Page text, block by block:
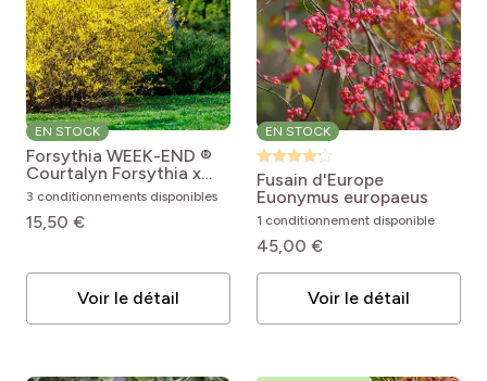
EN STOCK
Forsythia WEEK-END ®
Courtalyn Forsythia x
intermedia Week-end
3 conditionnements disponibles
15,50 €
Voir le détail
EN STOCK
Fusain d'Europe
Euonymus europaeus
1 conditionnement disponible
45,00 €
Voir le détail